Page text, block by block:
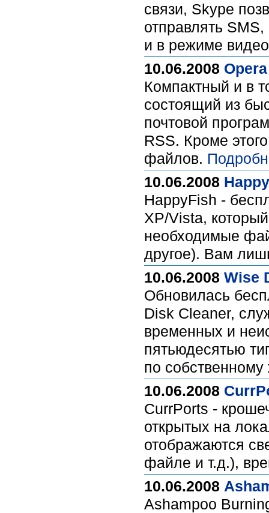
связи, Skype
отправлять
и в режиме
10.06.2008
Компактный и в
состоящий из
почтовой
RSS. Кроме
файлов.
10.06.2008
HappyFish -
XP/Vista,
необходимые
другое). Вам
10.06.2008 Wise
Обновилась
Disk Cleaner,
временных и
пятьюдесятью
по
10.06.2008
CurrPorts -
открытых на
отображаются
файле и т.д.),
10.06.2008
Ashampoo